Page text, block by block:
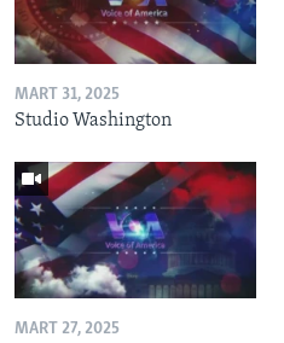
MART 31, 2025
Studio Washington
MART 27, 2025